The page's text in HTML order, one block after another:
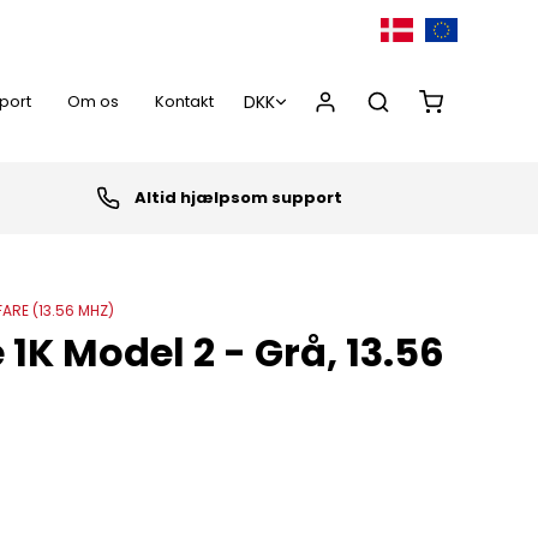
Om os Kontakt
Altid hjælpsom support
(13.56 MHZ)
Model 2 - Grå, 13.56